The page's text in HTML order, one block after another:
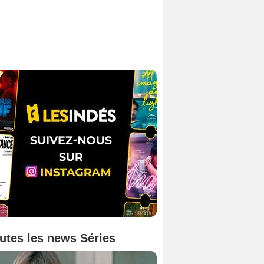
les news Séries